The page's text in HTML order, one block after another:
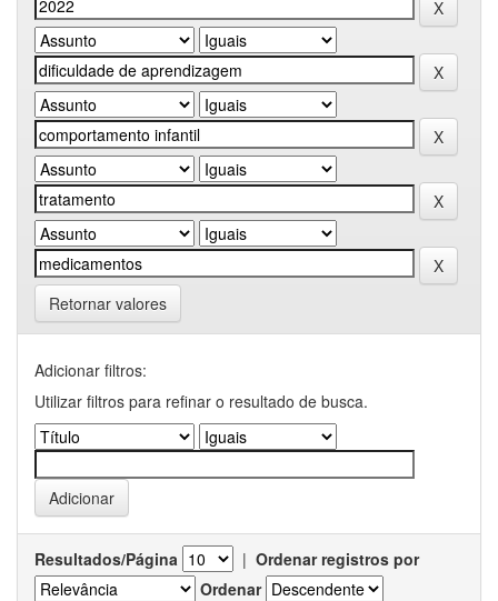
Retornar valores
Adicionar filtros:
Utilizar filtros para refinar o resultado de busca.
Resultados/Página | Ordenar registros por
Ordenar